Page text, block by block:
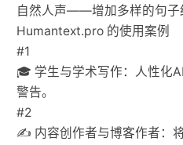
自然人声——增加多样的句子
Humantext.pro 的使用案例
#1
🎓 学生与学术写作：人性化
警告。
#2
✍️ 内容创作者与博客作者：